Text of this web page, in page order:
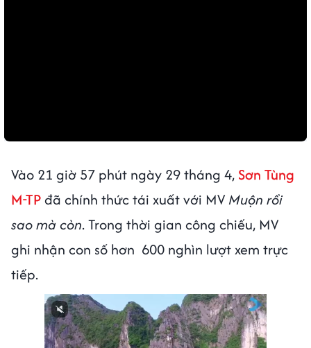
Vào 21 giờ 57 phút ngày 29 tháng 4, Sơn Tùng
M-TPđã chính thức tái xuất với MV Muộn rồi
sao mà còn. Trong thời gian công chiếu, MV
ghi nhận con số hơn 600 nghìn lượt xem trực
tiếp.